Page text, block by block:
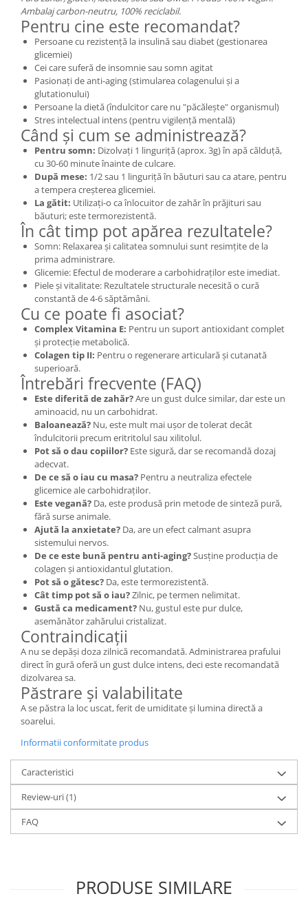
Ambalaj carbon-neutru, 100% reciclabil.
Pentru cine este recomandat?
Persoane cu rezistență la insulină sau diabet (gestionarea
glicemiei)
Cei care suferă de insomnie sau somn agitat
Pasionați de anti-aging (stimularea colagenului și a
glutationului)
Persoane la dietă (îndulcitor care nu "păcălește" organismul)
Stres intelectual intens (pentru vigilență mentală)
Când și cum se administrează?
Pentru somn: Dizolvați 1 linguriță (aprox. 3g) în apă călduță,
cu 30-60 minute înainte de culcare.
După mese: 1/2 sau 1 linguriță în băuturi sau ca atare, pentru
a tempera creșterea glicemiei.
La gătit: Utilizați-o ca înlocuitor de zahăr în prăjituri sau
băuturi; este termorezistentă.
În cât timp pot apărea rezultatele?
Somn: Relaxarea și calitatea somnului sunt resimțite de la
prima administrare.
Glicemie: Efectul de moderare a carbohidraților este imediat.
Piele și vitalitate: Rezultatele structurale necesită o cură
constantă de 4-6 săptămâni.
Cu ce poate fi asociat?
Complex Vitamina E: Pentru un suport antioxidant complet
și protecție metabolică.
Colagen tip II: Pentru o regenerare articulară și cutanată
superioară.
Întrebări frecvente (FAQ)
Este diferită de zahăr?Are un gust dulce similar, dar este un
aminoacid, nu un carbohidrat.
Baloanează? Nu, este mult mai ușor de tolerat decât
îndulcitorii precum eritritolul sau xilitolul.
Pot să o dau copiilor? Este sigură, dar se recomandă dozaj
adecvat.
De ce să o iau cu masa? Pentru a neutraliza efectele
glicemice ale carbohidraților.
Este vegană? Da, este produsă prin metode de sinteză pură,
fără surse animale.
Ajută la anxietate? Da, are un efect calmant asupra
sistemului nervos.
De ce este bună pentru anti-aging?Susține producția de
colagen și antioxidantul glutation.
Pot să o gătesc? Da, este termorezistentă.
Cât timp pot să o iau?Zilnic, pe termen nelimitat.
Gustă ca medicament? Nu, gustul este pur dulce,
asemănător zahărului cristalizat.
Contraindicații
A nu se depăși doza zilnică recomandată. Administrarea prafului
direct în gură oferă un gust dulce intens, deci este recomandată
dizolvarea sa.
Păstrare și valabilitate
A se păstra la loc uscat, ferit de umiditate și lumina directă a
soarelui.
Informatii conformitate produs
Caracteristici
Review-uri(1)
FAQ
PRODUSE SIMILARE